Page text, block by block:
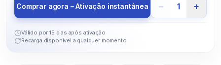
Comprar agora – Ativação instantânea − 1 +
Válido por 15 dias após ativação
Recarga disponível a qualquer momento